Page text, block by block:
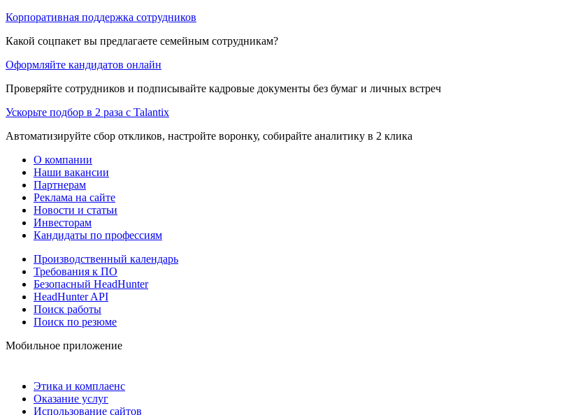
Корпоративная поддержка сотрудников
Какой соцпакет вы предлагаете семейным сотрудникам?
Оформляйте кандидатов онлайн
Проверяйте сотрудников и подписывайте кадровые документы без бумаг и личных встреч
Ускорьте подбор в 2 раза с Talantix
Автоматизируйте сбор откликов, настройте воронку, собирайте аналитику в 2 клика
О компании
Наши вакансии
Партнерам
Реклама на сайте
Новости и статьи
Инвесторам
Кандидаты по профессиям
Производственный календарь
Требования к ПО
Безопасный HeadHunter
HeadHunter API
Поиск работы
Поиск по резюме
Мобильное приложение
Этика и комплаенс
Оказание услуг
Использование сайтов